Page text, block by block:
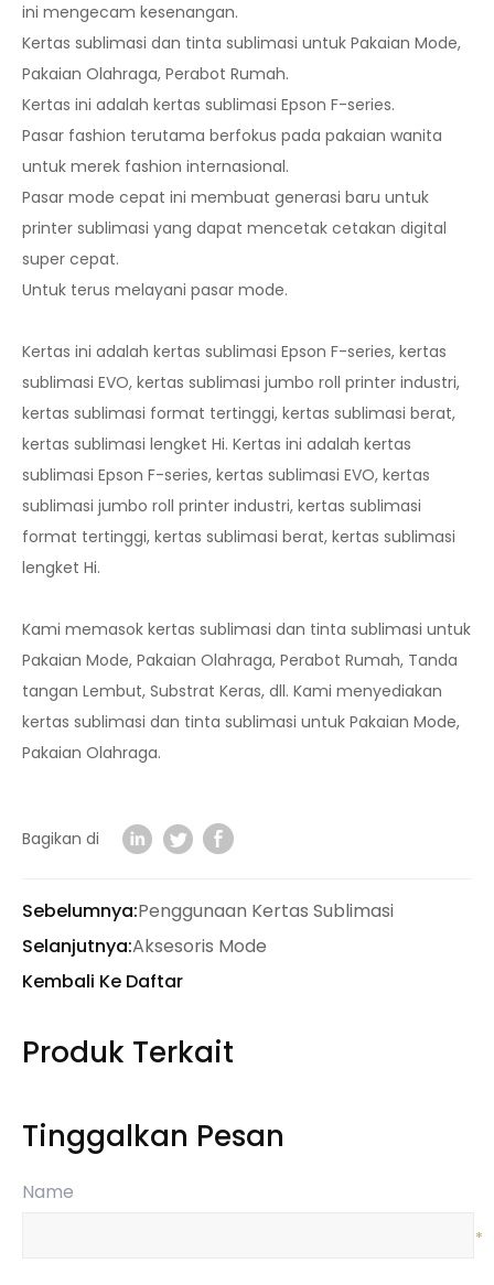
ini mengecam kesenangan.
Kertas sublimasi dan tinta sublimasi untuk Pakaian Mode,
Pakaian Olahraga, Perabot Rumah.
Kertas ini adalah kertas sublimasi Epson F-series.
Pasar fashion terutama berfokus pada pakaian wanita
untuk merek fashion internasional.
Pasar mode cepat ini membuat generasi baru untuk
printer sublimasi yang dapat mencetak cetakan digital
super cepat.
Untuk terus melayani pasar mode.
Kertas ini adalah kertas sublimasi Epson F-series, kertas
sublimasi EVO, kertas sublimasi jumbo roll printer industri,
kertas sublimasi format tertinggi, kertas sublimasi berat,
kertas sublimasi lengket Hi. Kertas ini adalah kertas
sublimasi Epson F-series, kertas sublimasi EVO, kertas
sublimasi jumbo roll printer industri, kertas sublimasi
format tertinggi, kertas sublimasi berat, kertas sublimasi
lengket Hi.
Kami memasok kertas sublimasi dan tinta sublimasi untuk
Pakaian Mode, Pakaian Olahraga, Perabot Rumah, Tanda
tangan Lembut, Substrat Keras, dll. Kami menyediakan
kertas sublimasi dan tinta sublimasi untuk Pakaian Mode,
Pakaian Olahraga.
Bagikan di
Sebelumnya:Penggunaan Kertas Sublimasi
Selanjutnya:Aksesoris Mode
Kembali Ke Daftar
Produk Terkait
Tinggalkan Pesan
Name
*